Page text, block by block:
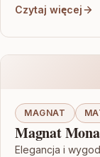
Czytaj więcej
MAGNAT
Magnat
Elegancja i